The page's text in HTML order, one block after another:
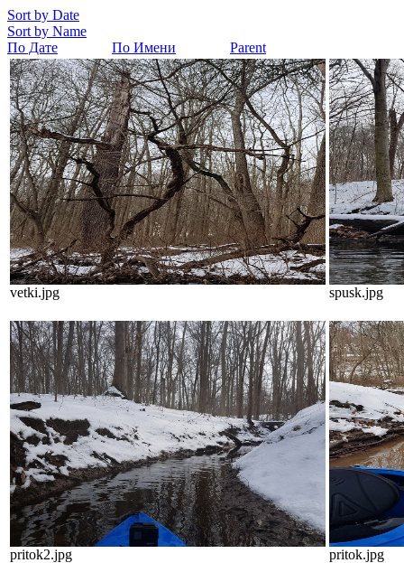
Sort by Date
Sort by Name
По Дате
По Имени Parent
vetki.jpg spusk.jpg
pritok2.jpg pritok.jpg